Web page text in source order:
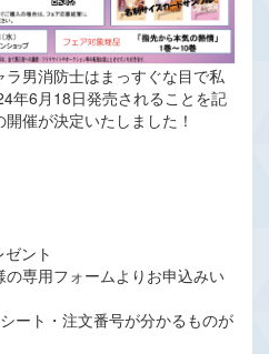
ラ男消防士はまっすぐな目で私
年6月18日発売されることを記
催が決定いたしました！
ント
専用フォームよりお申込みい
ート・注文番号が分かるものが